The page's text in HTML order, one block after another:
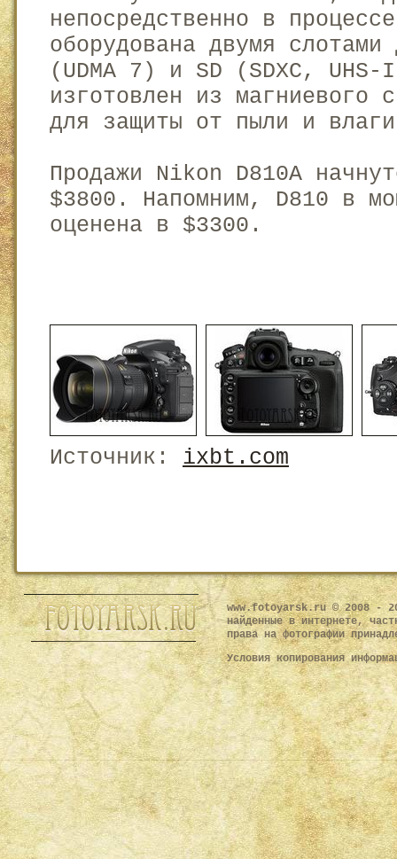
непосредственно в
оборудована двумя
(UDMA 7) и SD (SDXC,
изготовлен из магниевого
для защиты от пыли и
Продажи Nikon D810A
$3800. Напомним, D810 в
оценена в $3300.
Источник: ixbt.com
www.fotoyarsk.ru © 2008 -
найденные в интернете,
права на фотографии
Условия копирования